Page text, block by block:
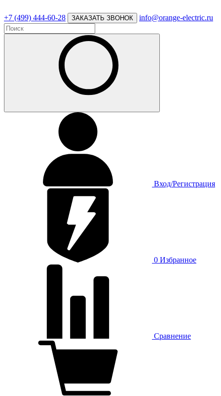
+7 (499) 444-60-28 ЗАКАЗАТЬ ЗВОНОК info@orange-electric.ru
Вход/Регистрация
0 Избранное
Сравнение